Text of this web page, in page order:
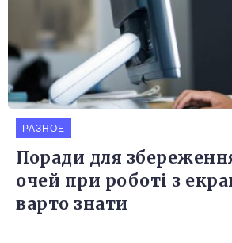
РАЗНОЕ
Поради для
очей при роботі з
варто знати